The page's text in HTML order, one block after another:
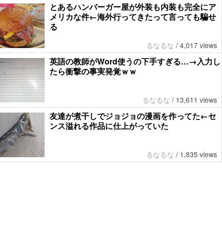
とあるハンバーガー屋が外装も内装も完全にア
メリカな件←海外行ってきたって言っても騙せ
る
るなるな / 4,017 views
英語の教師がWord使うの下手すぎる…→入力し
たら衝撃の事実発覚ｗｗ
るなるな / 13,611 views
友達が煮干しでジョジョの漫画を作ってた←セ
ンス溢れる作品に仕上がっていた
るなるな / 1,835 views